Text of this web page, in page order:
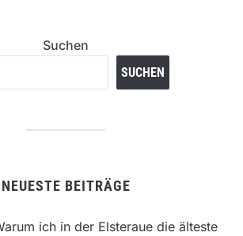
Suchen
SUCHEN
NEUESTE BEITRÄGE
ich in der Elsteraue die älteste